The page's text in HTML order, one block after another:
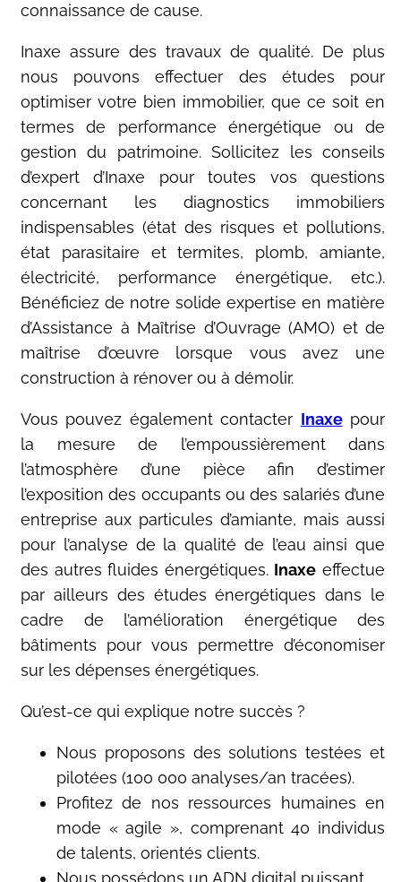
connaissance de cause.
Inaxe assure des travaux de qualité. De plus
nous pouvons effectuer des études pour
optimiser votre bien immobilier, que ce soit en
termes de performance énergétique ou de
gestion du patrimoine. Sollicitez les conseils
d’expert d’Inaxe pour toutes vos questions
concernant les diagnostics immobiliers
indispensables (état des risques et pollutions,
état parasitaire et termites, plomb, amiante,
électricité, performance énergétique, etc.).
Bénéficiez de notre solide expertise en matière
d’Assistance à Maîtrise d’Ouvrage (AMO) et de
maîtrise d’œuvre lorsque vous avez une
construction à rénover ou à démolir.
Vous pouvez également contacter Inaxepour
la mesure de l’empoussièrement dans
l’atmosphère d’une pièce afin d’estimer
l’exposition des occupants ou des salariés d’une
entreprise aux particules d’amiante, mais aussi
pour l’analyse de la qualité de l’eau ainsi que
des autres fluides énergétiques. Inaxe effectue
par ailleurs des études énergétiques dans le
cadre de l’amélioration énergétique des
bâtiments pour vous permettre d’économiser
sur les dépenses énergétiques.
Qu’est-ce qui explique notre succès ?
Nous proposons des solutions testées et
pilotées (100 000 analyses/an tracées).
Profitez de nos ressources humaines en
mode « agile », comprenant 40 individus
de talents, orientés clients.
Nous possédons un ADN digital puissant.